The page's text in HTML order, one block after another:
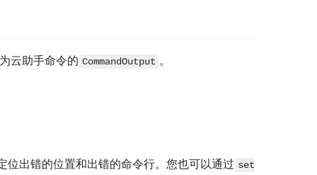
云助手命令的 CommandOutput 。
位出错的位置和出错的命令行。您也可以通过 set